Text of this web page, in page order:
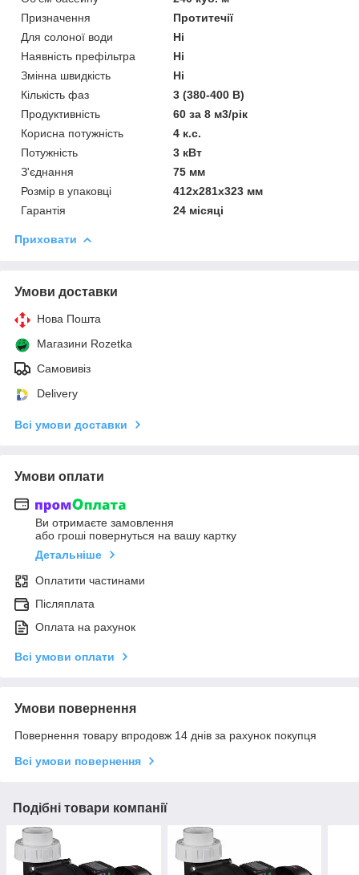
Призначення
Протитечії
Для солоної води
Ні
Наявність префільтра
Ні
Змінна швидкість
Ні
Кількість фаз
3 (380-400 В)
Продуктивність
60 за 8 м3/рік
Корисна потужність
4 к.с.
Потужність
3 кВт
З'єднання
75 мм
Розмір в упаковці
412х281х323 мм
Гарантія
24 місяці
Приховати
Умови доставки
Нова Пошта
Магазини Rozetka
Самовивіз
Delivery
Всі умови доставки
Умови оплати
Ви отримаєте замовлення
або гроші повернуться на вашу картку
Детальніше
Оплатити частинами
Післяплата
Оплата на рахунок
Всі умови оплати
Умови повернення
Повернення товару впродовж 14 днів за рахунок покупця
Всі умови повернення
Подібні товари компанії